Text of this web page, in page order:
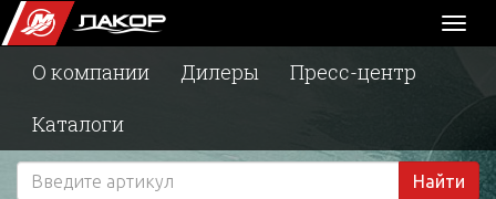
О компании Дилеры
Пресс-центр
Каталоги
Найти